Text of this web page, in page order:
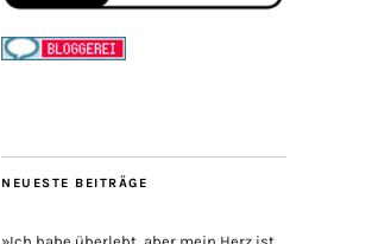
NEUESTE BEITRÄGE